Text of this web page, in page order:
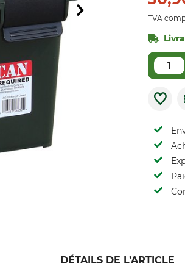
TVA
DÉTAILS DE L’ARTICLE